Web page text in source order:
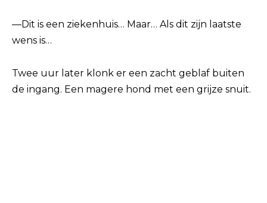
—Dit is een ziekenhuis… Maar… Als dit zijn laatste
wens is…
Twee uur later klonk er een zacht geblaf buiten
de ingang. Een magere hond met een grijze snuit.